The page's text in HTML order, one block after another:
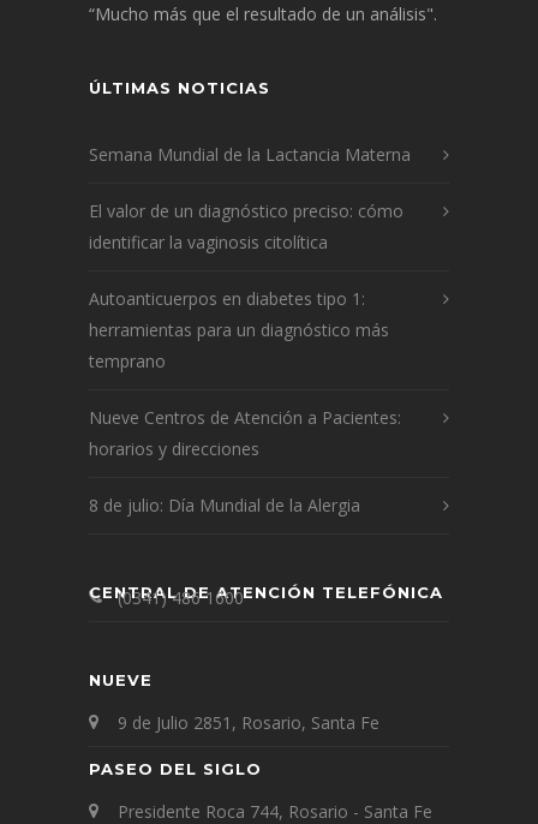
“Mucho más que el resultado de un análisis".
ÚLTIMAS NOTICIAS
Semana Mundial de la Lactancia Materna
El valor de un diagnóstico preciso: cómo
identificar la vaginosis citolítica
Autoanticuerpos en diabetes tipo 1:
herramientas para un diagnóstico más
temprano
Nueve Centros de Atención a Pacientes:
horarios y direcciones
8 de julio: Día Mundial de la Alergia
CENTRAL DE ATENCIÓN TELEFÓNICA
(0341) 486 1600
NUEVE
9 de Julio 2851, Rosario, Santa Fe
PASEO DEL SIGLO
Presidente Roca 744, Rosario - Santa Fe